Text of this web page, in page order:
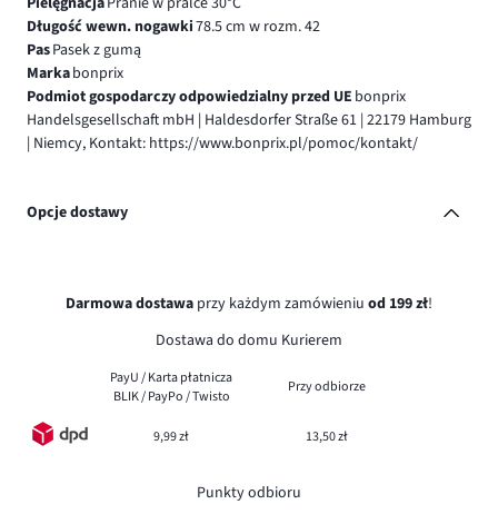
Długość wewn. nogawki78.5 cm w rozm. 42
PasPasek z gumą
Markabonprix
Podmiot gospodarczy odpowiedzialny przed UE bonprix
Handelsgesellschaft mbH | Haldesdorfer Straße 61 | 22179 Hamburg
| Niemcy, Kontakt: https://www.bonprix.pl/pomoc/kontakt/
Opcje dostawy
Darmowa dostawa przy każdym zamówieniu od 199 zł!
Dostawa do domu Kurierem
PayU / Karta płatnicza
BLIK / PayPo / Twisto
Przy odbiorze
9,99 zł 13,50 zł
Punkty odbioru